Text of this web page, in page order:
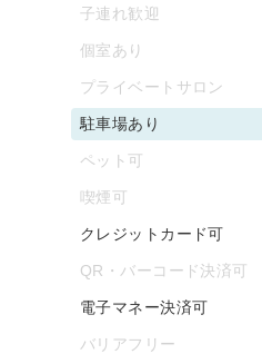
子連れ歓迎
個室あり
プライベートサロン
駐車場あり
ペット可
喫煙可
クレジットカード可
QR・バーコード決済可
電子マネー決済可
バリアフリー